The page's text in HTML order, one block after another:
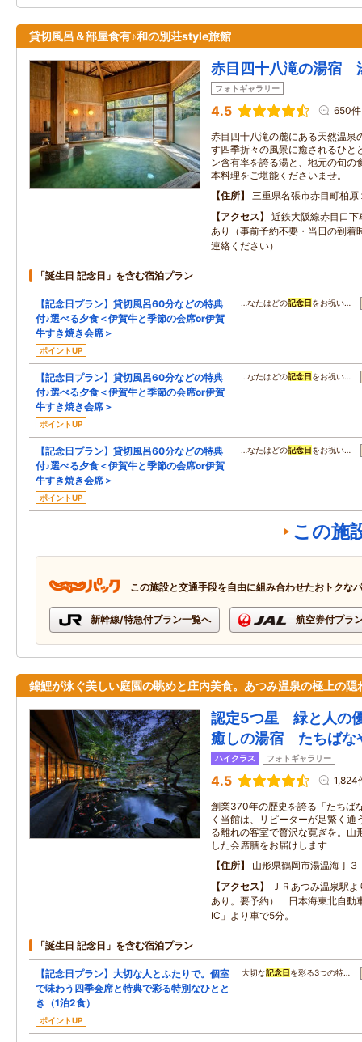
貸切風呂＆部屋食有♪和の別荘style旅館
赤目四十八滝の湯宿
フォトギャラリー
4.5 650件
赤目四十八滝の麓にある天然温泉
す四季折々の風景に癒されるひと
ン含有率を誇る湯と、地元の旬の
本料理をご堪能くださいませ。
住所
三重県名張市赤目町柏原
アクセス
近鉄大阪線赤目口
あり（事前予約不要・当日の到着
連絡ください）
「誕生日 記念日」を含む宿泊プラン
【記念日プラン】貸切風呂60分などの特典
付♪選べる夕食＜伊賀牛と季節の会席or伊賀
牛すき焼き会席＞
ポイントUP
…なたはどの記念日 をお祝い…
【記念日プラン】貸切風呂60分などの特典
付♪選べる夕食＜伊賀牛と季節の会席or伊賀
牛すき焼き会席＞
ポイントUP
…なたはどの記念日 をお祝い…
【記念日プラン】貸切風呂60分などの特典
付♪選べる夕食＜伊賀牛と季節の会席or伊賀
牛すき焼き会席＞
ポイントUP
…なたはどの記念日 をお祝い…
この施
この施設と交通手段を自由に組み合わせたおトクな
新幹線/特急付プラン一覧へ 航空券付プラ
錦鯉が泳ぐ美しい庭園の眺めと庄内美食。あつみ温泉の極上の隠
認定5つ星 緑と人の
癒しの湯宿 たちばな
ハイクラス フォトギャラリー
4.5 1,824
創業370年の歴史を誇る「たちば
く当館は、リピーターが足繁く通
る離れの客室で贅沢な寛ぎを。山
した会席膳をお届けします
住所
山形県鶴岡市湯温海丁３
アクセス
ＪＲあつみ温泉駅
あり。要予約） 日本海東北自動
IC」より車で5分。
「誕生日 記念日」を含む宿泊プラン
【記念日プラン】大切な人とふたりで。個室
で味わう四季会席と特典で彩る特別なひとと
き（1泊2食）
ポイントUP
大切な記念日 を彩る3つの特…